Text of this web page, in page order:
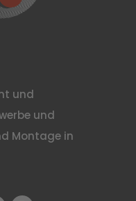
und
und
Montage in